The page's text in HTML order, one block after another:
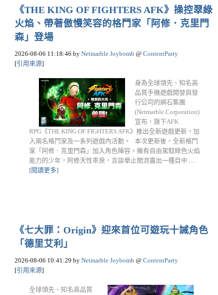
《THE KING OF FIGHTERS AFK》操控翠綠
火焰、帶著傲慢笑容的格鬥家「阿修．克里門
森」登場
2026-08-06 11:18:46 by Netmarble Joybomb @ ContentParty
[引用來源]
身為全球領先、知名高
品質手機遊戲開發與發
行公司的網石集團
(Netmarble Corporation)
宣布，旗下AFK
RPG《THE KING OF FIGHTERS AFK》推出全新遊戲更新，加
入兩名格鬥家及一系列遊戲內活動。 本次更新後，全新格鬥
家「阿修．克里門森」加入角色陣容。擁有自由駕馭綠色火焰
能力的少年，阿修天性乖戾，言談舉止間流露出一種目中......
[閱讀更多]
《七大罪：Origin》迎來首位可遊玩十誡角色
「德里艾利」
2026-08-06 10:41:29 by Netmarble Joybomb @ ContentParty
[引用來源]
全球領先、知名高品質